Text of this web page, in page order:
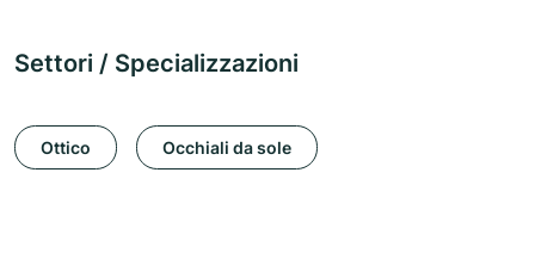
Settori / Specializzazioni
Ottico Occhiali da sole